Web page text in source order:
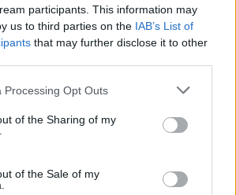
participants. This information may
us to third parties on the IAB’s List of
that may further disclose it to other
Processing Opt Outs
of the Sharing of my
of the Sale of my
Publicidad